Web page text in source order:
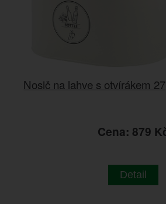
Nosič na lahve s otvírákem
Cena: 879
Detail